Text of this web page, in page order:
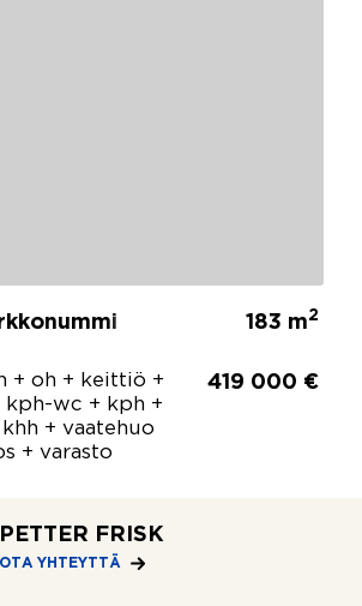
PETTER FRISK
OTA YHTEYTTÄ
183 m2
+ oh + keittiö +
wc + kph +
+ vaatehuo
+ varasto
419 000 €